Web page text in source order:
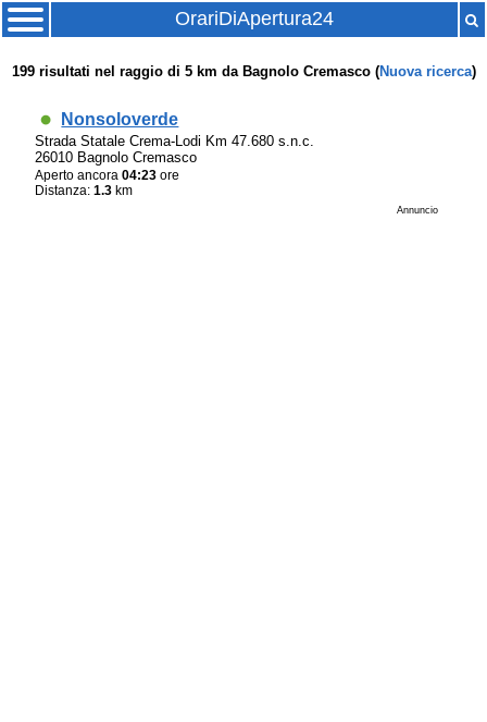
OrariDiApertura24
199risultati nel raggio di 5 km da Bagnolo Cremasco (Nuova ricerca)
Nonsoloverde
Strada Statale Crema-Lodi Km 47.680 s.n.c.
26010 Bagnolo Cremasco
Aperto ancora04:23 ore
Distanza:1.3 km
Annuncio